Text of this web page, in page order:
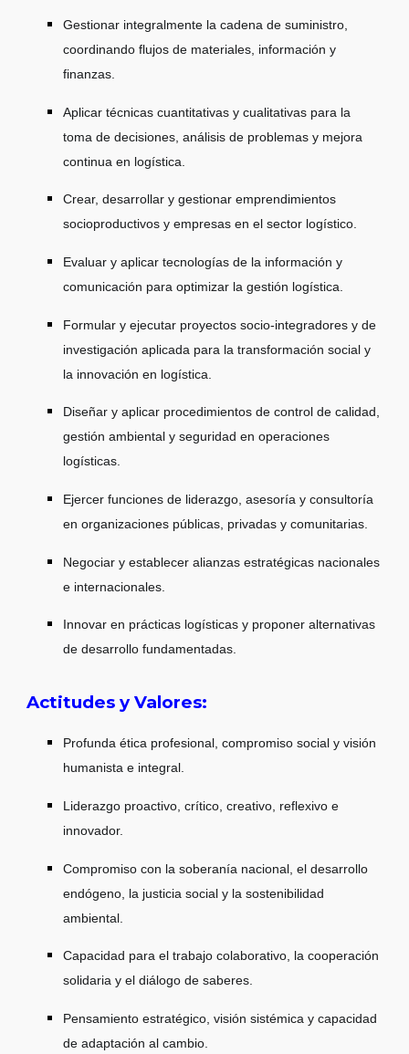
Gestionar integralmente la cadena de suministro,
coordinando flujos de materiales, información y
finanzas.
Aplicar técnicas cuantitativas y cualitativas para la
toma de decisiones, análisis de problemas y mejora
continua en logística.
Crear, desarrollar y gestionar emprendimientos
socioproductivos y empresas en el sector logístico.
Evaluar y aplicar tecnologías de la información y
comunicación para optimizar la gestión logística.
Formular y ejecutar proyectos socio-integradores y de
investigación aplicada para la transformación social y
la innovación en logística.
Diseñar y aplicar procedimientos de control de calidad,
gestión ambiental y seguridad en operaciones
logísticas.
Ejercer funciones de liderazgo, asesoría y consultoría
en organizaciones públicas, privadas y comunitarias.
Negociar y establecer alianzas estratégicas nacionales
e internacionales.
Innovar en prácticas logísticas y proponer alternativas
de desarrollo fundamentadas.
Actitudes y Valores:
Profunda ética profesional, compromiso social y visión
humanista e integral.
Liderazgo proactivo, crítico, creativo, reflexivo e
innovador.
Compromiso con la soberanía nacional, el desarrollo
endógeno, la justicia social y la sostenibilidad
ambiental.
Capacidad para el trabajo colaborativo, la cooperación
solidaria y el diálogo de saberes.
Pensamiento estratégico, visión sistémica y capacidad
de adaptación al cambio.